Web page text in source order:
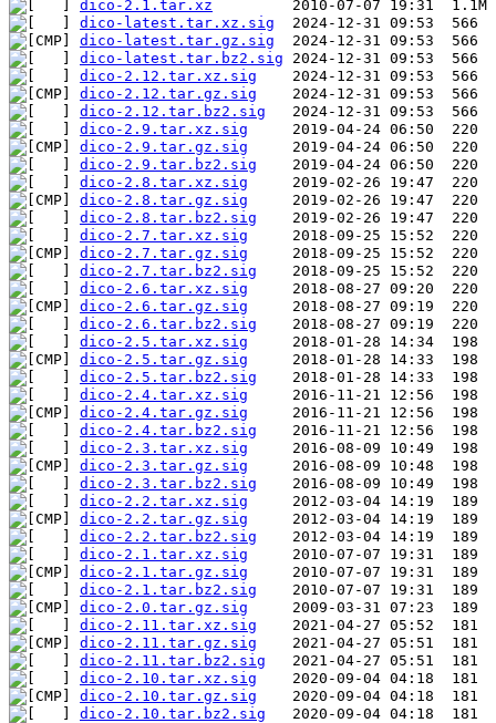
dico-2.1.tar.xz
dico-latest.tar.xz.sig
dico-latest.tar.gz.sig
dico-latest.tar.bz2.sig
dico-2.12.tar.xz.sig
dico-2.12.tar.gz.sig
dico-2.12.tar.bz2.sig
dico-2.9.tar.xz.sig
dico-2.9.tar.gz.sig
dico-2.9.tar.bz2.sig
dico-2.8.tar.xz.sig
dico-2.8.tar.gz.sig
dico-2.8.tar.bz2.sig
dico-2.7.tar.xz.sig
dico-2.7.tar.gz.sig
dico-2.7.tar.bz2.sig
dico-2.6.tar.xz.sig
dico-2.6.tar.gz.sig
dico-2.6.tar.bz2.sig
dico-2.5.tar.xz.sig
dico-2.5.tar.gz.sig
dico-2.5.tar.bz2.sig
dico-2.4.tar.xz.sig
dico-2.4.tar.gz.sig
dico-2.4.tar.bz2.sig
dico-2.3.tar.xz.sig
dico-2.3.tar.gz.sig
dico-2.3.tar.bz2.sig
dico-2.2.tar.xz.sig
dico-2.2.tar.gz.sig
dico-2.2.tar.bz2.sig
dico-2.1.tar.xz.sig
dico-2.1.tar.gz.sig
dico-2.1.tar.bz2.sig
dico-2.0.tar.gz.sig
dico-2.11.tar.xz.sig
dico-2.11.tar.gz.sig
dico-2.11.tar.bz2.sig
dico-2.10.tar.xz.sig
dico-2.10.tar.gz.sig
dico-2.10.tar.bz2.sig